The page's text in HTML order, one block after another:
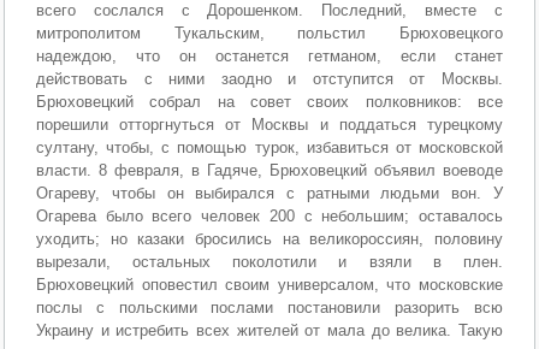
всего сослался с Дорошенком. Последний, вместе с
митрополитом Тукальским, польстил Брюховецкого
надеждою, что он останется гетманом, если станет
действовать с ними заодно и отступится от Москвы.
Брюховецкий собрал на совет своих полковников: все
порешили отторгнуться от Москвы и поддаться турецкому
султану, чтобы, с помощью турок, избавиться от московской
власти. 8 февраля, в Гадяче, Брюховецкий объявил воеводе
Огареву, чтобы он выбирался с ратными людьми вон. У
Огарева было всего человек 200 с небольшим; оставалось
уходить; но казаки бросились на великороссиян, половину
вырезали, остальных поколотили и взяли в плен.
Брюховецкий оповестил своим универсалом, что московские
послы с польскими послами постановили разорить всю
Украину и истребить всех жителей от мала до велика. Такую